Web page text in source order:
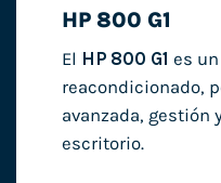
HP 800 G1
El HP 800 G1 es
reacondicionado,
avanzada, gestión
escritorio.